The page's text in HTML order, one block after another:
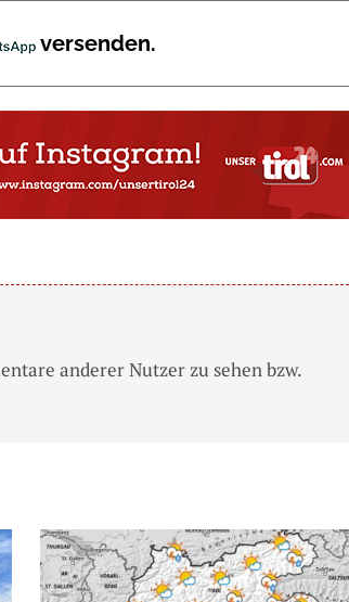
versenden.
anderer Nutzer zu sehen bzw.